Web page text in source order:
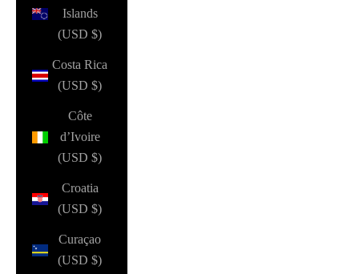
Islands
(USD $)
Costa Rica
(USD $)
Côte
d’Ivoire
(USD $)
Croatia
(USD $)
Curaçao
(USD $)